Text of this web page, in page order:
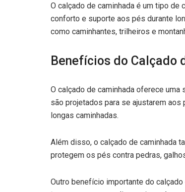
O calçado de caminhada é um tipo
conforto e suporte aos pés durante
como caminhantes, trilheiros e
Benefícios do Calçado
O calçado de caminhada oferece
são projetados para se ajustarem
longas caminhadas.
Além disso, o calçado de caminhada
protegem os pés contra pedras,
Outro benefício importante do